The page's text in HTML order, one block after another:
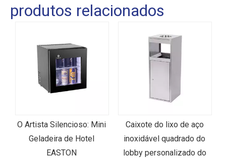
produtos relacionados
O Artista Silencioso: Mini
Geladeira de Hotel
EASTON
Caixote do lixo de aço
inoxidável quadrado do
lobby personalizado do